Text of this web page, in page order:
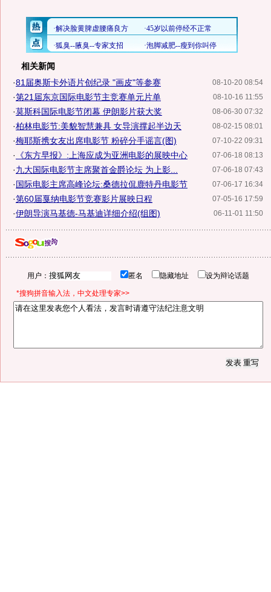
相关新闻
08-10-20 08:54
·81届奥斯卡外语片创纪录 "画皮"等参赛
08-10-16 11:55
·第21届东京国际电影节主竞赛单元片单
08-06-30 07:32
·莫斯科国际电影节闭幕 伊朗影片获大奖
08-02-15 08:01
·柏林电影节:美貌智慧兼具 女导演撑起半边天
07-10-22 09:31
·梅耶斯携女友出席电影节 粉碎分手谣言(图)
07-06-18 08:13
· 《东方早报》:上海应成为亚洲电影的展映中心
07-06-18 07:43
·九大国际电影节主席聚首金爵论坛 为上影...
07-06-17 16:34
·国际电影主席高峰论坛:桑德拉侃鹿特丹电影节
07-05-16 17:59
·第60届戛纳电影节竞赛影片展映日程
06-11-01 11:50
·伊朗导演马基德-马基迪详细介绍(组图)
用户： 匿名 隐藏地址 设为辩论话题
*搜狗拼音输入法，中文处理专家>>